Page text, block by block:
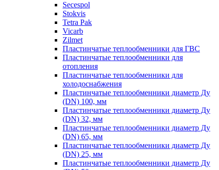
Secespol
Stokvis
Tetra Pak
Vicarb
Zilmet
Пластинчатые теплообменники для ГВС
Пластинчатые теплообменники для
отопления
Пластинчатые теплообменники для
холодоснабжения
Пластинчатые теплообменники диаметр Ду
(DN) 100, мм
Пластинчатые теплообменники диаметр Ду
(DN) 32, мм
Пластинчатые теплообменники диаметр Ду
(DN) 65, мм
Пластинчатые теплообменники диаметр Ду
(DN) 25, мм
Пластинчатые теплообменники диаметр Ду